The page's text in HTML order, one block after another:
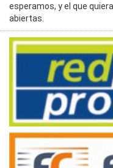
esperamos, y el que
abiertas.